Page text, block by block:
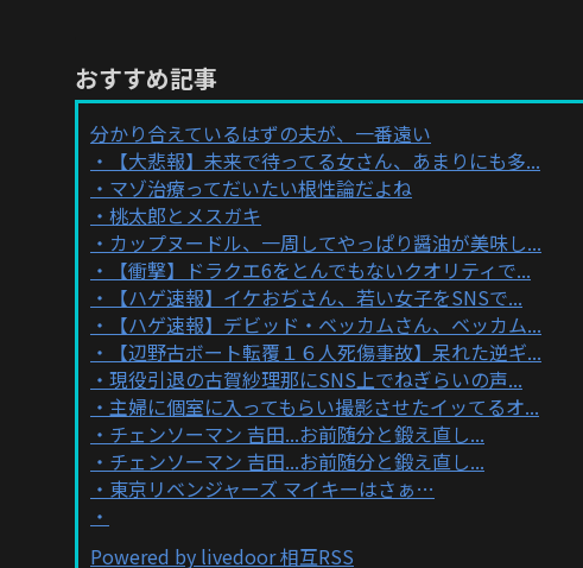
おすすめ記事
分かり合えているはずの夫が、一番遠い
【大悲報】未来で待ってる女さん、あまりにも多...
マゾ治療ってだいたい根性論だよね
桃太郎とメスガキ
カップヌードル、一周してやっぱり醤油が美味し...
【衝撃】ドラクエ6をとんでもないクオリティで...
【ハゲ速報】イケおぢさん、若い女子をSNSで...
【ハゲ速報】デビッド・ベッカムさん、ベッカム...
【辺野古ボート転覆１６人死傷事故】呆れた逆ギ...
現役引退の古賀紗理那にSNS上でねぎらいの声...
主婦に個室に入ってもらい撮影させたイッてるオ...
チェンソーマン 吉田...お前随分と鍛え直し...
チェンソーマン 吉田...お前随分と鍛え直し...
東京リベンジャーズ マイキーはさぁ…
Powered by livedoor 相互RSS